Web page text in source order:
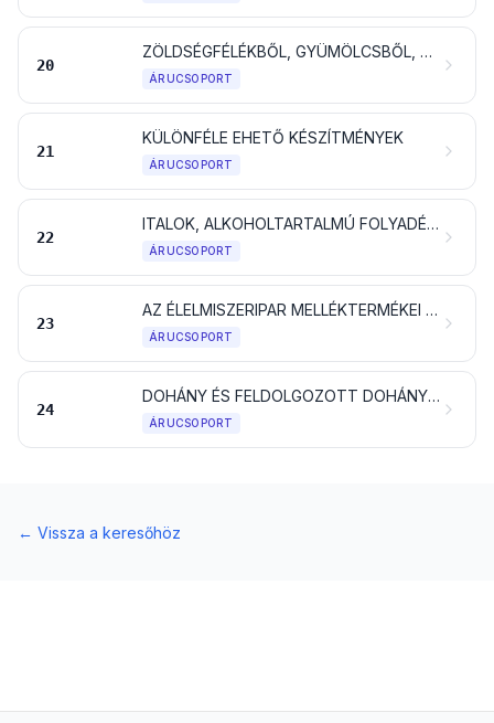
20
ZÖLDSÉGFÉLÉKBŐL, GYÜMÖLCSBŐL, DIÓFÉLÉKBŐL VAGY MÁS NÖVÉNYRÉSZEKBŐL ELŐÁLLÍTOTT KÉSZÍTMÉNYEK
ÁRUCSOPORT
21
KÜLÖNFÉLE EHETŐ KÉSZÍTMÉNYEK
ÁRUCSOPORT
22
ITALOK, ALKOHOLTARTALMÚ FOLYADÉKOK ÉS ECET
ÁRUCSOPORT
23
AZ ÉLELMISZERIPAR MELLÉKTERMÉKEI ÉS HULLADÉKAI; ELKÉSZÍTETT ÁLLATI TAKARMÁNY
ÁRUCSOPORT
24
DOHÁNY ÉS FELDOLGOZOTT DOHÁNYPÓTLÓK; ÉGÉS NÉLKÜLI BELÉGZÉSRE SZÁNT TERMÉKEK, NIKOTINTARTALOMMAL IS; AZ EMBERI SZERVEZETBE VALÓ NIKOTINBEVITELRE SZÁNT MÁS NIKOTINTARTALMÚ TERMÉKEK
ÁRUCSOPORT
← Vissza a keresőhöz